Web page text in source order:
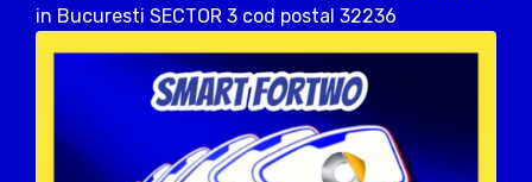
in Bucuresti SECTOR 3 cod postal 32236